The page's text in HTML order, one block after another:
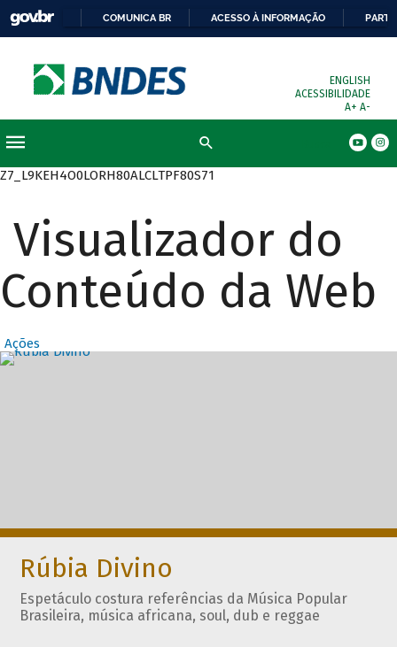
COMUNICA BR ACESSO À INFORMAÇÃO
ENGLISH
ACESSIBILIDADE
A+ A-
Z7_L9KEH4O0LORH80ALCLTPF80S71
Visualizador do
Conteúdo da Web
Ações
Destaques
Rúbia Divino
Espetáculo costura referências da Música Popular
Brasileira, música africana, soul, dub e reggae